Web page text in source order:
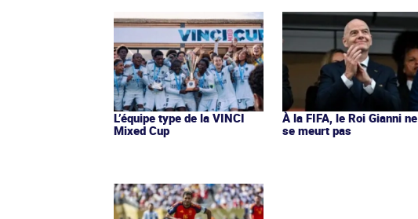
L’équipe type de la VINCI
Mixed Cup
À la FIFA, le Roi Gianni ne
se meurt pas